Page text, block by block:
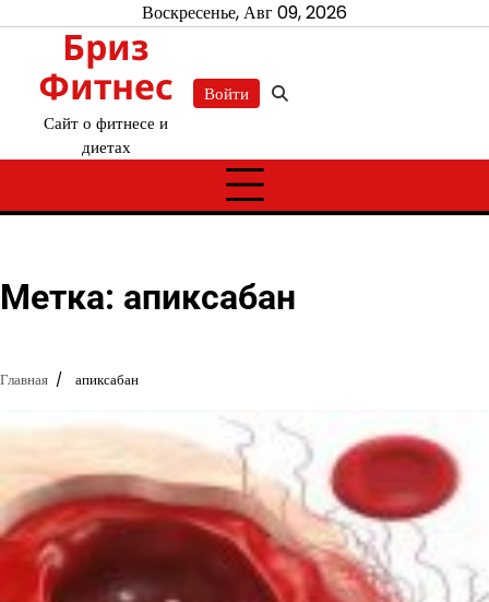
содержимому
Воскресенье, Авг 09, 2026
Бриз
Фитнес
Сайт о фитнесе и
диетах
Войти
Метка: апиксабан
Главная апиксабан